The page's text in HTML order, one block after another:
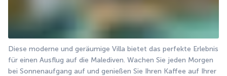
Diese moderne und geräumige Villa bietet das perfekte Erlebnis
für einen Ausflug auf die Malediven. Wachen Sie jeden Morgen
bei Sonnenaufgang auf und genießen Sie Ihren Kaffee auf Ihrer